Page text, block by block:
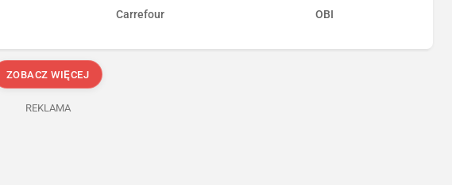
Carrefour OBI
ZOBACZ WIĘCEJ
REKLAMA